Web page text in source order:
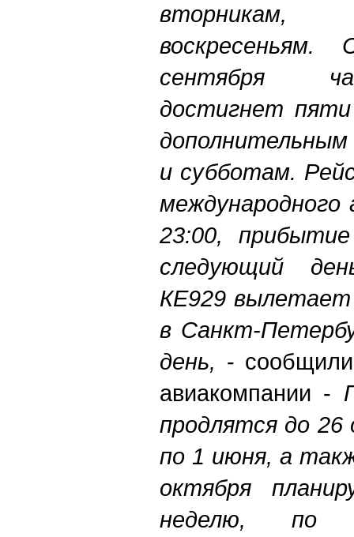
сентября
достигнет
и субботам.
международного
23:00,
следующий
КЕ929
в Санкт-
день, -
авиакомпании -
продлятся до 26
по 1 июня, а
октября
неделю, по